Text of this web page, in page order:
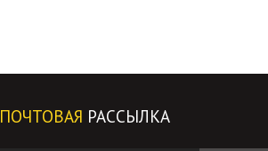
ПОЧТОВАЯ РАССЫЛКА